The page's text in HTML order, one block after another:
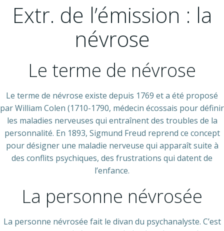
Extr. de l’émission : la
névrose
Le terme de névrose
Le terme de névrose existe depuis 1769 et a été proposé
par William Colen (1710-1790, médecin écossais pour définir
les maladies nerveuses qui entraînent des troubles de la
personnalité. En 1893, Sigmund Freud reprend ce concept
pour désigner une maladie nerveuse qui apparaît suite à
des conflits psychiques, des frustrations qui datent de
l’enfance.
La personne névrosée
La personne névrosée fait le divan du psychanalyste. C’est